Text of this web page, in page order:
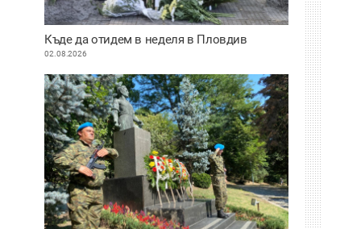
Къде да отидем в неделя в Пловдив
02.08.2026